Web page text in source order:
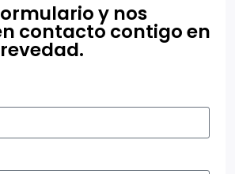
y nos
contacto contigo en